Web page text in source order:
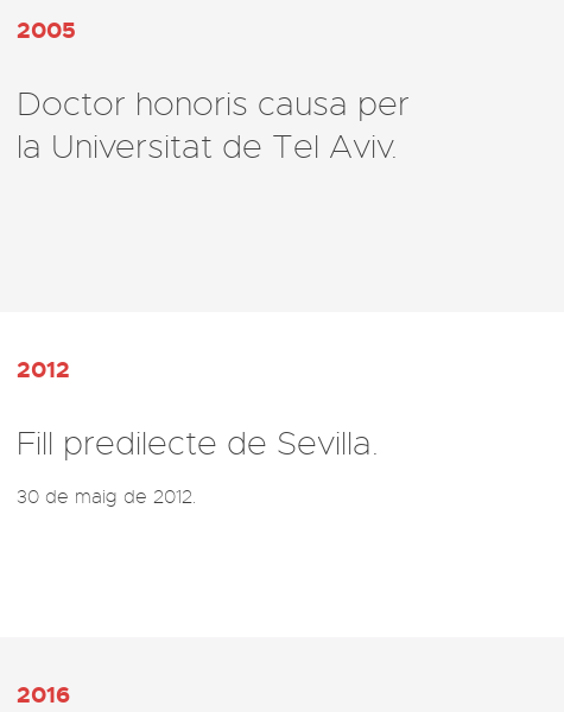
2005
Doctor honoris causa per
la Universitat de Tel Aviv.
2012
Fill predilecte de Sevilla.
30 de maig de 2012.
2016